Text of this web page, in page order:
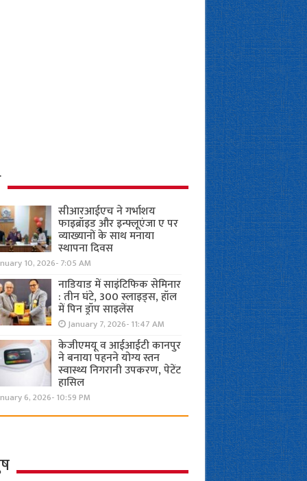
सीआरआईएच ने गर्भाशय
फाइब्रॉइड और इन्फ्लूएंजा ए पर
व्याख्यानों के साथ मनाया
स्थापना दिवस
10, 2026- 7:05 AM
नाडियाड में साइंटिफिक सेमिनार
: तीन घंटे, 300 स्लाइड्स, हॉल
में पिन ड्रॉप साइलेंस
January 7, 2026- 11:47 AM
केजीएमयू व आईआईटी कानपुर
ने बनाया पहनने योग्य स्तन
स्वास्थ्य निगरानी उपकरण, पेटेंट
हासिल
6, 2026- 10:59 PM